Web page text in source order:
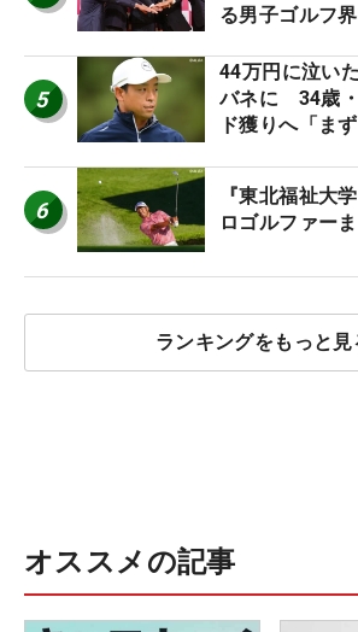
る男子ゴルフ
5
44万円に泣い
バネに 34歳
ド獲りへ「ま
6
『東北福祉大
ロゴルファー
ランキングをもっと見
オススメの記事